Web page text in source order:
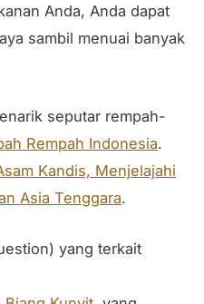
Anda, Anda dapat
sambil menuai banyak
seputar rempah-
Rempah Indonesia.
Kandis, Menjelajahi
Asia Tenggara.
yang terkait